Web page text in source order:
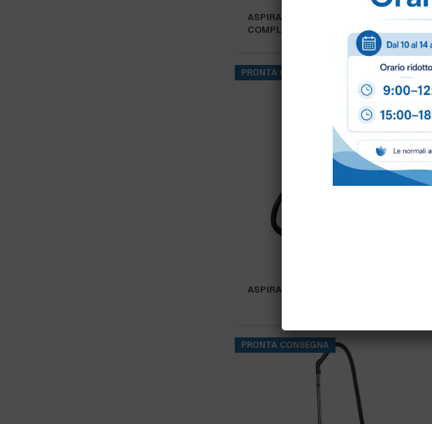
ASPIRATORE AS60IK INOX GHIBLI
COMPLETO
PRONTA CONSEGNA
ASPIRATORE ASL10P GHIBLI COMPLETO
PRONTA CONSEGNA